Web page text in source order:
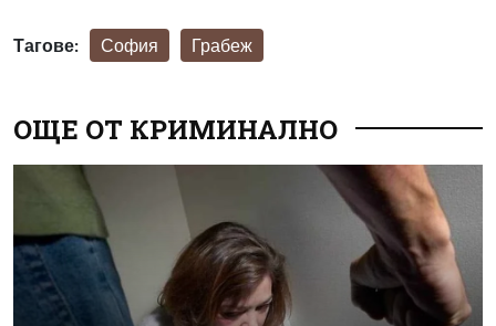
Тагове: София Грабеж
ОЩЕ ОТ КРИМИНАЛНО